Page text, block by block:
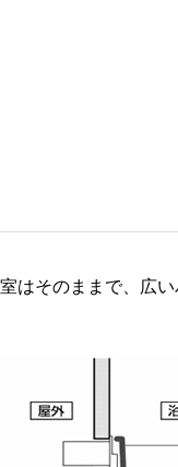
はそのままで、広